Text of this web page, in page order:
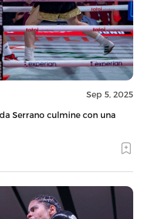
Sep 5, 2025
Serrano culmine con una